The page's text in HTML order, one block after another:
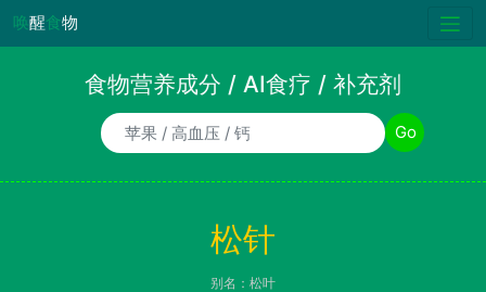
唤醒食物
食物营养成分 / AI食疗 / 补充剂
食物/AI食疗诉求/补充剂名称 Go
松针
别名：松叶